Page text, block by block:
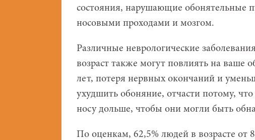
состояния, нарушающие обонятельные
носовыми проходами и мозгом.
Различные неврологические
возраст также могут повлиять на ваше
лет, потеря нервных окончаний и
ухудшить обоняние, отчасти потому,
носу дольше, чтобы они могли быть
По оценкам, 62,5% людей в возрасте